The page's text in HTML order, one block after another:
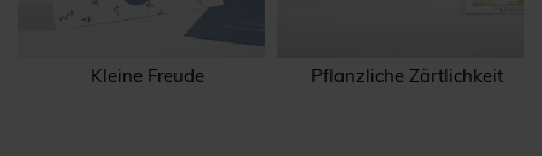
Kleine Freude Pflanzliche Zärtlichkeit